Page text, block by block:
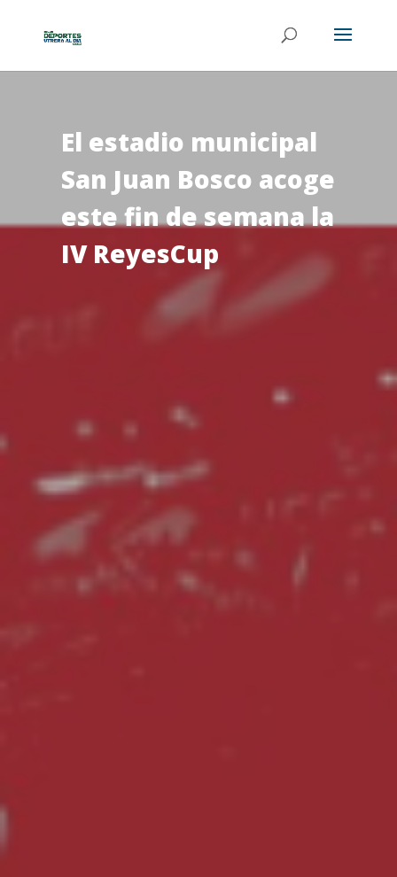
El estadio municipal
San Juan Bosco acoge
este fin de semana la
IV ReyesCup